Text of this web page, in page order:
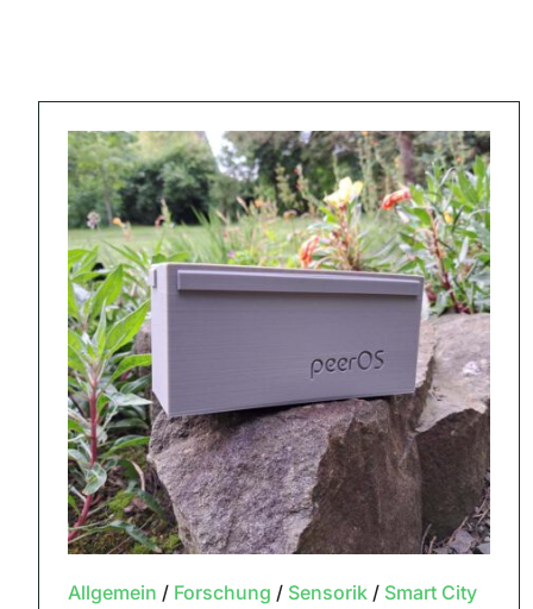
Allgemein / Forschung / Sensorik/ Smart City